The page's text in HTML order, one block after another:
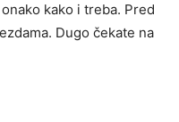
kako i treba. Pred
Dugo čekate na